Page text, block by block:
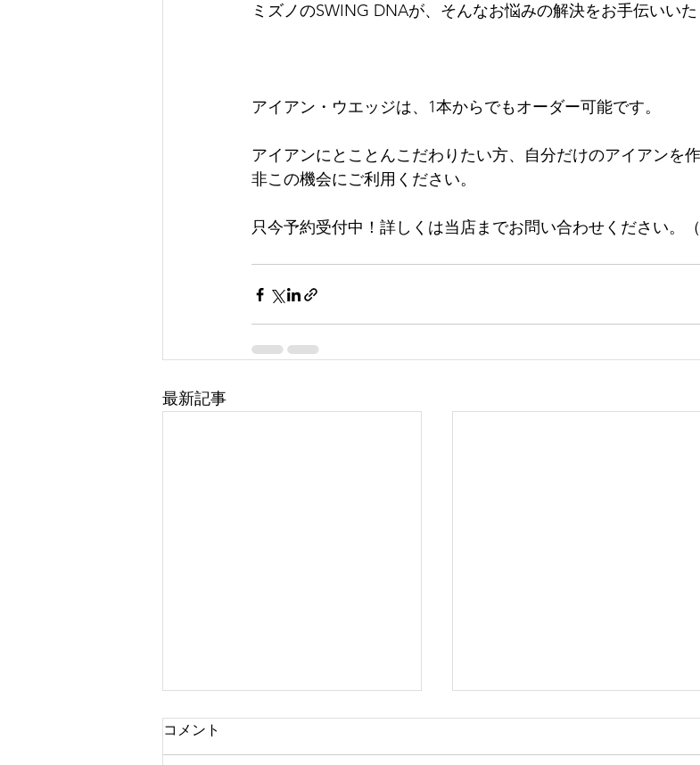
ミズノのSWING DNAが、そんなお悩みの解決をお手伝いいた
アイアン・ウエッジは、1本からでもオーダー可能です。
アイアンにとことんこだわりたい方、自分だけのアイアンを
非この機会にご利用ください。
只今予約受付中！詳しくは当店までお問い合わせください。（
最新記事
コメント